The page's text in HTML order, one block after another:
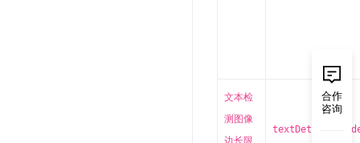
文本检
测图像
边长限
合作
咨询